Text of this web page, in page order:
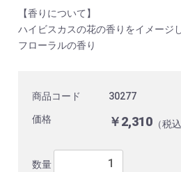
【香りについて】
ハイビスカスの花の香りをイメージ
フローラルの香り
商品コード 30277
価格 ￥2,310 （税込
数量